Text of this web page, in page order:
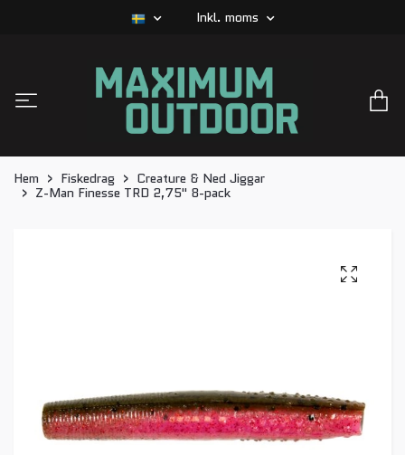
Inkl. moms
Hem Fiskedrag
Creature & Ned Jiggar
Z-Man Finesse TRD 2,75" 8-pack